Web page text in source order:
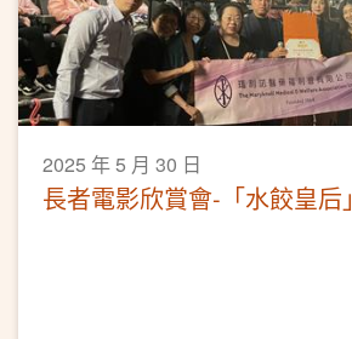
2025 年 5 月 30 日
長者電影欣賞會-「水餃皇后」